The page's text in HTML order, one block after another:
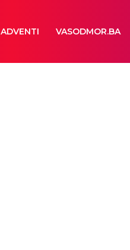
ADVENTI VASODMOR.BA